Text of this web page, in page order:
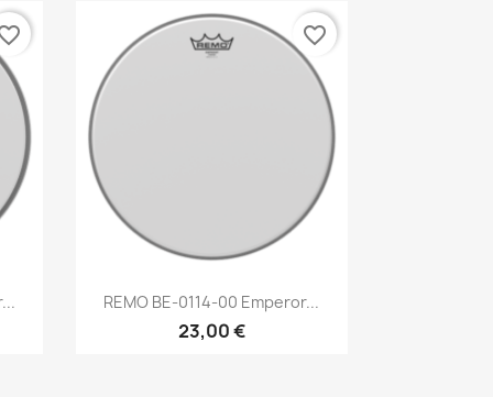
 Brzi pregled
REMO BE-0114-00 Emperor...
23,00 €
favorite_border